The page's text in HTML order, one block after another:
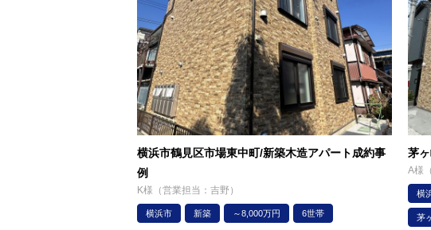
横浜市鶴見区市場東中町/新築木造アパート成約事
例
K様（営業担当：吉野）
横浜市 新築 ～8,000万円 6世帯
茅
A様
横
茅